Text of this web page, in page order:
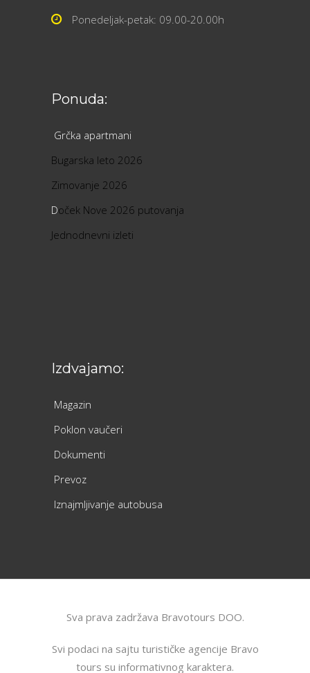
Ponedeljak-petak: 09.00-20.00h
Ponuda:
Grčka apartmani
Bugarska leto 2026
Zimovanje 2026
Doček Nove 2026 putovanja
Jednodnevni izleti
Izdvajamo:
Magazin
Poklon vaučeri
Dokumenti
Prevoz
Iznajmljivanje autobusa
Sva prava zadržava Bravotours DOO.
Svi podaci na sajtu turističke agencije Bravo
tours su informativnog karaktera.